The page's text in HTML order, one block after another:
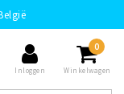
Inloggen
0
Winkelwagen